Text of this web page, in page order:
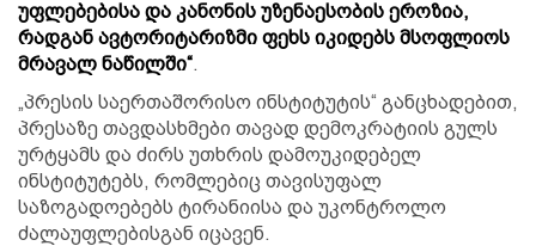
უფლებებისა და კანონის უზენაესობის ეროზია,
რადგან ავტორიტარიზმი ფეხს იკიდებს მსოფლიოს
მრავალ ნაწილში“.
„პრესის საერთაშორისო ინსტიტუტის“ განცხადებით,
პრესაზე თავდასხმები თავად დემოკრატიის გულს
ურტყამს და ძირს უთხრის დამოუკიდებელ
ინსტიტუტებს, რომლებიც თავისუფალ
საზოგადოებებს ტირანიისა და უკონტროლო
ძალაუფლებისგან იცავენ.